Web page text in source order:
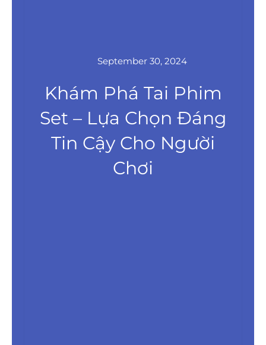
September 30, 2024
Khám Phá Tai Phim
Set – Lựa Chọn Đáng
Tin Cậy Cho Người
Chơi